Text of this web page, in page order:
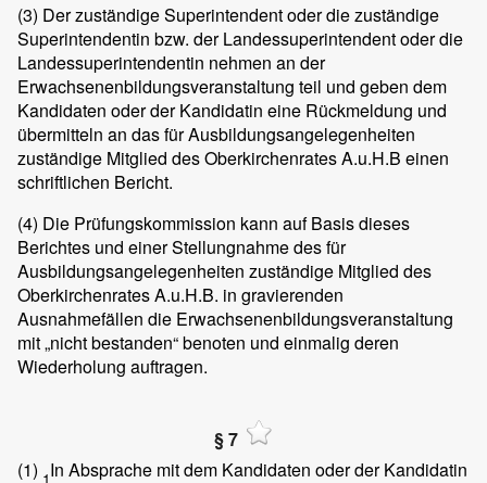
(3) Der zuständige Superintendent oder die zuständige
Superintendentin bzw. der Landessuperintendent oder die
Landessuperintendentin nehmen an der
Erwachsenenbildungsveranstaltung teil und geben dem
Kandidaten oder der Kandidatin eine Rückmeldung und
übermitteln an das für Ausbildungsangelegenheiten
zuständige Mitglied des Oberkirchenrates A.u.H.B einen
schriftlichen Bericht.
(4) Die Prüfungskommission kann auf Basis dieses
Berichtes und einer Stellungnahme des für
Ausbildungsangelegenheiten zuständige Mitglied des
Oberkirchenrates A.u.H.B. in gravierenden
Ausnahmefällen die Erwachsenenbildungsveranstaltung
mit „nicht bestanden“ benoten und einmalig deren
Wiederholung auftragen.
§ 7
(1) 1In Absprache mit dem Kandidaten oder der Kandidatin